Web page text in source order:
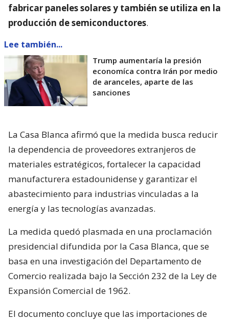
fabricar paneles solares y también se utiliza en la
producción de semiconductores.
Lee también...
Trump aumentaría la presión
economíca contra Irán por medio
de aranceles, aparte de las
sanciones
La Casa Blanca afirmó que la medida busca reducir
la dependencia de proveedores extranjeros de
materiales estratégicos, fortalecer la capacidad
manufacturera estadounidense y garantizar el
abastecimiento para industrias vinculadas a la
energía y las tecnologías avanzadas.
La medida quedó plasmada en una proclamación
presidencial difundida por la Casa Blanca, que se
basa en una investigación del Departamento de
Comercio realizada bajo la Sección 232 de la Ley de
Expansión Comercial de 1962.
El documento concluye que las importaciones de